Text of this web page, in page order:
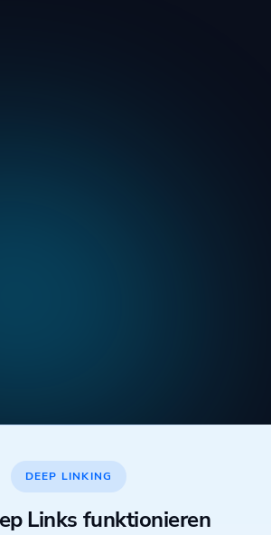
DEEP LINKING
Links funktionieren